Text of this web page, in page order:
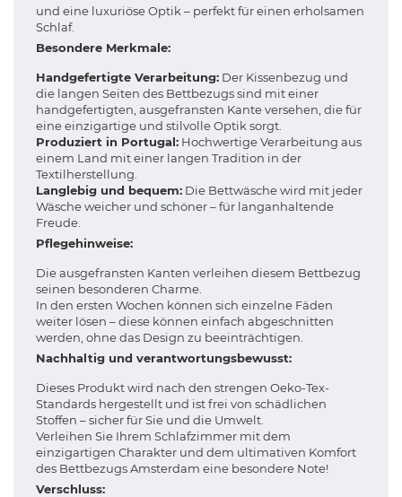
und eine luxuriöse Optik – perfekt für einen erholsamen
Schlaf.
Besondere Merkmale:
Handgefertigte Verarbeitung: Der Kissenbezug und
die langen Seiten des Bettbezugs sind mit einer
handgefertigten, ausgefransten Kante versehen, die für
eine einzigartige und stilvolle Optik sorgt.
Produziert in Portugal: Hochwertige Verarbeitung aus
einem Land mit einer langen Tradition in der
Textilherstellung.
Langlebig und bequem: Die Bettwäsche wird mit jeder
Wäsche weicher und schöner – für langanhaltende
Freude.
Pflegehinweise:
Die ausgefransten Kanten verleihen diesem Bettbezug
seinen besonderen Charme.
In den ersten Wochen können sich einzelne Fäden
weiter lösen – diese können einfach abgeschnitten
werden, ohne das Design zu beeinträchtigen.
Nachhaltig und verantwortungsbewusst:
Dieses Produkt wird nach den strengen Oeko-Tex-
Standards hergestellt und ist frei von schädlichen
Stoffen – sicher für Sie und die Umwelt.
Verleihen Sie Ihrem Schlafzimmer mit dem
einzigartigen Charakter und dem ultimativen Komfort
des Bettbezugs Amsterdam eine besondere Note!
Verschluss: